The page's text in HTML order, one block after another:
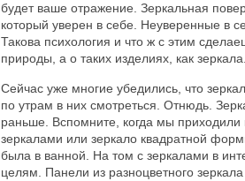
будет ваше отражение. Зеркальная
который уверен в себе. Неуверенные в
Такова психология и что ж с этим
природы, а о таких изделиях, как зеркала.
Сейчас уже многие убедились, что
по утрам в них смотреться. Отнюдь.
раньше. Вспомните, когда мы
зеркалами или зеркало квадратной
была в ванной. На том с зеркалами в
целям. Панели из разноцветного